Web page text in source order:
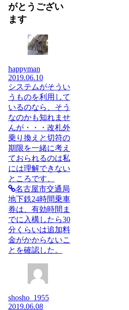
がとうござい
ます
happyman
2019.06.10
システムがそうい
うものを利用して
いるのなら、そう
なのかも知れませ
んが・・・改札外
乗り換えと切符の
期限を一緒に考え
ておられるのは私
には理解できない
ところです、
名古屋市交通局
地下鉄24時間乗車
券は、有効時間ま
でに入構したら30
分くらいは追加料
金がかからないこ
とを確認した。
shosho_1955
2019.06.08